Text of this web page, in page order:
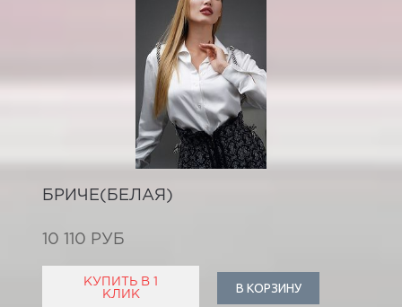
БРИЧЕ(БЕЛАЯ)
10 110 РУБ
КУПИТЬ В 1
КЛИК
В КОРЗИНУ